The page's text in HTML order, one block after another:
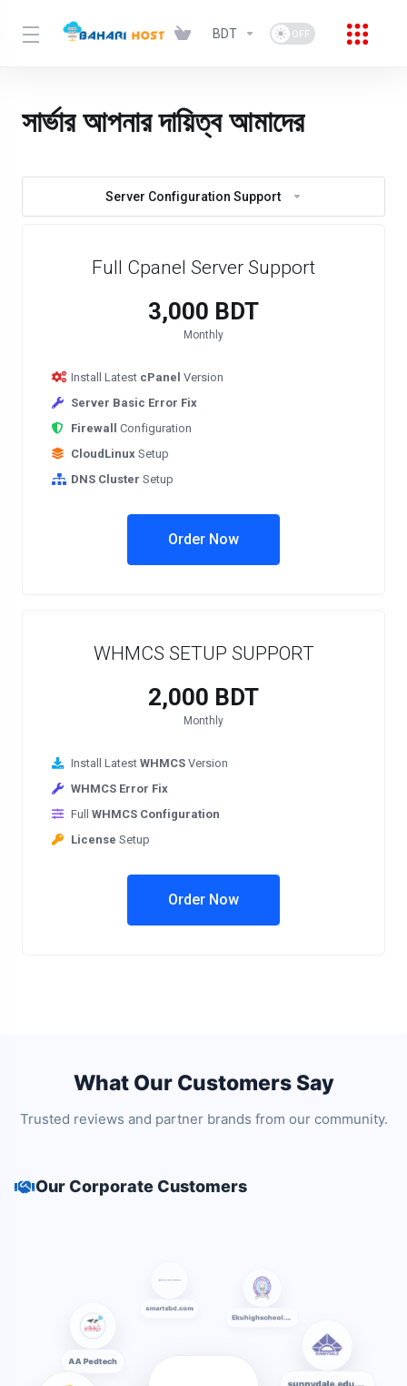
BDT
সার্ভার আপনার দায়িত্ব আমাদের
Server Configuration Support
Full Cpanel Server Support
3,000 BDT
Monthly
Install Latest cPanel Version
Server Basic Error Fix
Firewall
Configuration
CloudLinux Setup
DNS Cluster Setup
Order Now
WHMCS SETUP SUPPORT
2,000 BDT
Monthly
Install Latest WHMCS Version
WHMCS Error Fix
Full WHMCS Configuration
License Setup
Order Now
What Our Customers Say
Trusted reviews and partner brands from our community.
Our Corporate Customers
smartsbd.com